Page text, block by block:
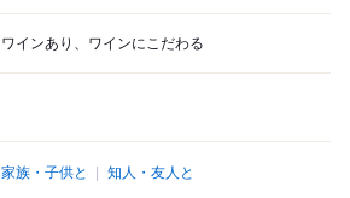
ワインあり、ワインにこだわる
家族・子供と 知人・友人と